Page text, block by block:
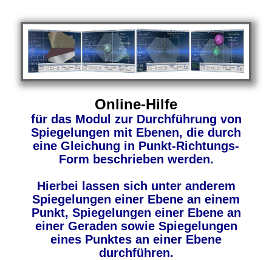
Online-Hilfe
für das Modul zur Durchführung von
Spiegelungen mit Ebenen, die durch
eine Gleichung in Punkt-Richtungs-
Form beschrieben werden.
Hierbei lassen sich unter anderem
Spiegelungen einer Ebene an einem
Punkt, Spiegelungen einer Ebene an
einer Geraden sowie Spiegelungen
eines Punktes an einer Ebene
durchführen.